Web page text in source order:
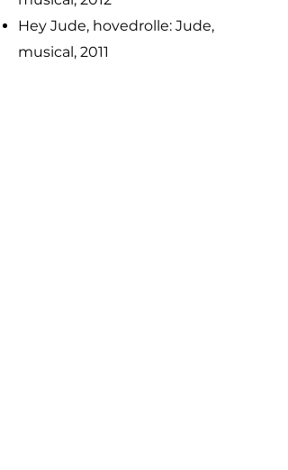
Hey Jude, hovedrolle: Jude,
musical, 2011